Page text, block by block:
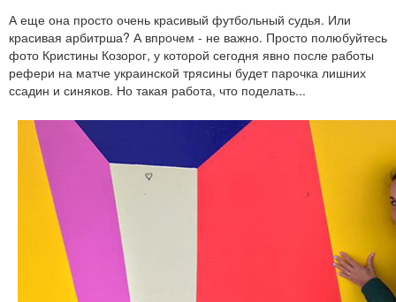
А еще она просто очень красивый футбольный судья. Или
красивая арбитрша? А впрочем - не важно. Просто полюбуйтесь
фото Кристины Козорог, у которой сегодня явно после работы
рефери на матче украинской трясины будет парочка лишних
ссадин и синяков. Но такая работа, что поделать...